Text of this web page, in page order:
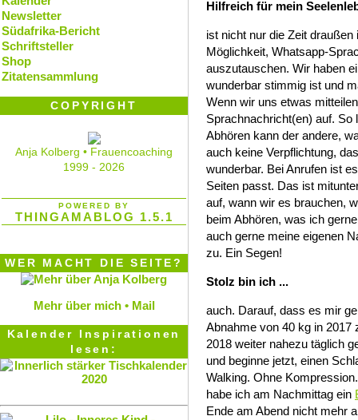
Hilfreich für mein
ist nicht nur die Zeit
Möglichkeit, Whatsapp-
auszutauschen. Wir haben
wunderbar stimmig ist und
Wenn wir uns etwas
Sprachnachricht(en) auf. So
Abhören kann der andere,
auch keine Verpflichtung,
wunderbar. Bei Anrufen ist
Seiten passt. Das ist
auf, wann wir es brauchen,
beim Abhören, was ich
auch gerne meine eigenen
zu. Ein Segen!
Stolz bin ich ...
auch. Darauf, dass es mir
Abnahme von 40 kg in 2017
2018 weiter nahezu täglich
und beginne jetzt, einen
Walking. Ohne
habe ich am Nachmittag ein
Ende am Abend nicht mehr
Newsletter
Südafrika-Bericht
Schriftsteller
Shop
Zitatensammlung
COPYRIGHT
Anja Kolberg • Frauencoaching
1999 - 2026
POWERED BY
THINGAMABLOG 1.5.1
WER MACHT DIE SEITE?
Mehr über mich • Mail
Kalender Inspirationen
lesen: